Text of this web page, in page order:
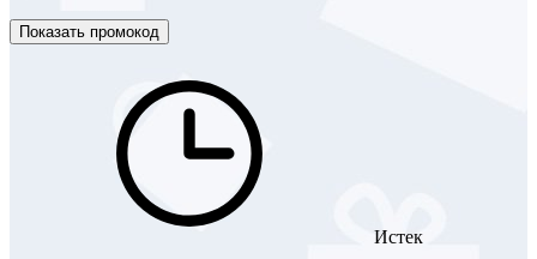
Показать промокод
Истек